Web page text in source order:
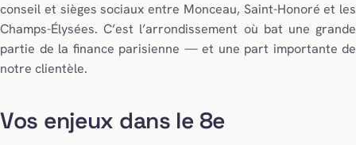
conseil et sièges sociaux entre Monceau, Saint-Honoré et les
Champs-Élysées. C’est l’arrondissement où bat une grande
partie de la finance parisienne — et une part importante de
notre clientèle.
Vos enjeux dans le 8e